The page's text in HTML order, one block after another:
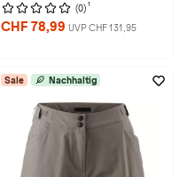
(0) 1
CHF 78,99 UVP CHF 131,95
Sale Nachhaltig